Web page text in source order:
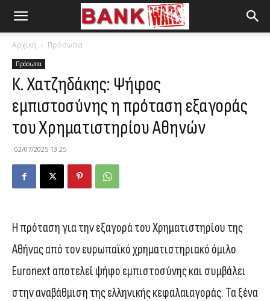
Αρχική Πρόσωπα
Πρόσωπα
Κ. Χατζηδάκης: Ψήφος
εμπιστοσύνης η πρόταση εξαγοράς
του Χρηματιστηρίου Αθηνών
02/07/2025 13:25
Η πρόταση για την εξαγορά του Χρηματιστηρίου της
Αθήνας από τον ευρωπαϊκό χρηματιστηριακό όμιλο
Euronext αποτελεί ψήφο εμπιστοσύνης και συμβάλει
στην αναβάθμιση της ελληνικής κεφαλαιαγοράς. Τα ξένα